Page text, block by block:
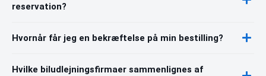
reservation?
Hvornår får jeg en bekræftelse på min bestilling?
Hvilke biludlejningsfirmaer sammenlignes af